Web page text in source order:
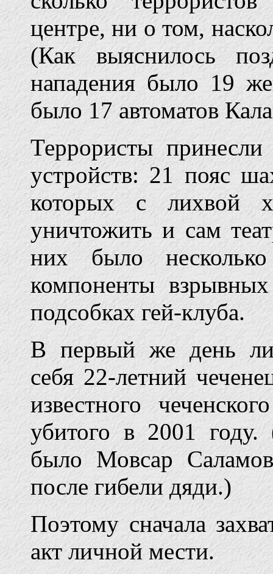
центре, ни о том,
(Как выяснилось
нападения было 19
было 17 автоматов
Террористы
устройств: 21 пояс
которых с лихвой
уничтожить и сам
них было
компоненты
подсобках гей-клуба.
В первый же день
себя 22-летний
известного
убитого в 2001 году.
было Мовсар
после гибели дяди.)
Поэтому сначала
акт личной мести.